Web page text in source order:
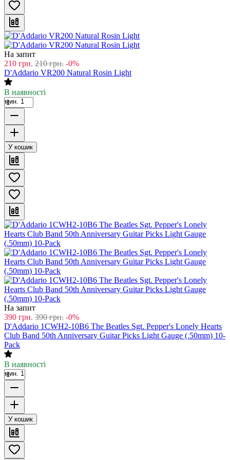
На запит
210 грн. 210 грн. -0%
D'Addario VR200 Natural Rosin Light
В наявності
мин. 1
У кошик
На запит
390 грн. 390 грн. -0%
D'Addario 1CWH2-10B6 The Beatles Sgt. Pepper's Lonely Hearts
Club Band 50th Anniversary Guitar Picks Light Gauge (.50mm) 10-
Pack
В наявності
мин. 1
У кошик